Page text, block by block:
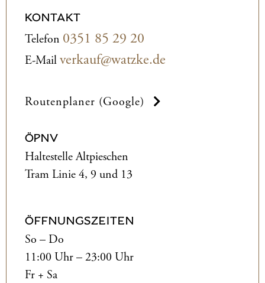
KONTAKT
Telefon 0351 85 29 20
E-Mailverkauf@watzke.de
Routenplaner (Google)
ÖPNV
Haltestelle Altpieschen
Tram Linie 4, 9 und 13
ÖFFNUNGSZEITEN
So – Do
11:00 Uhr – 23:00 Uhr
Fr + Sa